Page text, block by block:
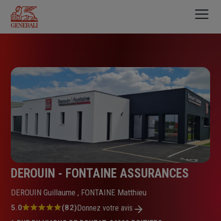
contenu
principal
DEROUIN - FONTAINE ASSURANCES
DEROUIN Guillaume , FONTAINE Matthieu
Note
5.0 (82)Donnez votre avis